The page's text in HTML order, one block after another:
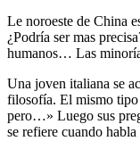
Le noroeste de China
¿Podría ser mas
humanos… Las
Una joven italiana se
filosofía. El mismo tipo
pero…» Luego sus
se refiere cuando